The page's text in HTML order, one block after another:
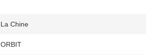
La Chine
ORBIT